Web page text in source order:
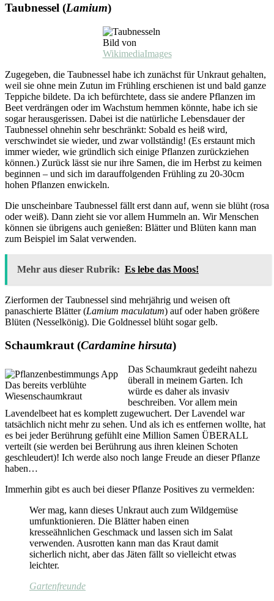
Taubnessel (Lamium)
Bild von
WikimediaImages
Zugegeben, die Taubnessel habe ich zunächst für Unkraut gehalten,
weil sie ohne mein Zutun im Frühling erschienen ist und bald ganze
Teppiche bildete. Da ich befürchtete, dass sie andere Pflanzen im
Beet verdrängen oder im Wachstum hemmen könnte, habe ich sie
sogar herausgerissen. Dabei ist die natürliche Lebensdauer der
Taubnessel ohnehin sehr beschränkt: Sobald es heiß wird,
verschwindet sie wieder, und zwar vollständig! (Es erstaunt mich
immer wieder, wie gründlich sich einige Pflanzen zurückziehen
können.) Zurück lässt sie nur ihre Samen, die im Herbst zu keimen
beginnen – und sich im darauffolgenden Frühling zu 20-30cm
hohen Pflanzen enwickeln.
Die unscheinbare Taubnessel fällt erst dann auf, wenn sie blüht (rosa
oder weiß). Dann zieht sie vor allem Hummeln an. Wir Menschen
können sie übrigens auch genießen: Blätter und Blüten kann man
zum Beispiel im Salat verwenden.
Mehr aus dieser Rubrik: Es lebe das Moos!
Zierformen der Taubnessel sind mehrjährig und weisen oft
panaschierte Blätter (Lamium maculatum) auf oder haben größere
Blüten (Nesselkönig). Die Goldnessel blüht sogar gelb.
Schaumkraut (Cardamine hirsuta)
Das bereits verblühte
Wiesenschaumkraut
Das Schaumkraut gedeiht nahezu
überall in meinem Garten. Ich
würde es daher als invasiv
beschreiben. Vor allem mein
Lavendelbeet hat es komplett zugewuchert. Der Lavendel war
tatsächlich nicht mehr zu sehen. Und als ich es entfernen wollte, hat
es bei jeder Berührung gefühlt eine Million Samen ÜBERALL
verteilt (sie werden bei Berührung aus ihren kleinen Schoten
geschleudert)! Ich werde also noch lange Freude an dieser Pflanze
haben…
Immerhin gibt es auch bei dieser Pflanze Positives zu vermelden:
Wer mag, kann dieses Unkraut auch zum Wildgemüse
umfunktionieren. Die Blätter haben einen
kresseähnlichen Geschmack und lassen sich im Salat
verwenden. Ausrotten kann man das Kraut damit
sicherlich nicht, aber das Jä­ten fällt so vielleicht etwas
leichter.
Gartenfreunde